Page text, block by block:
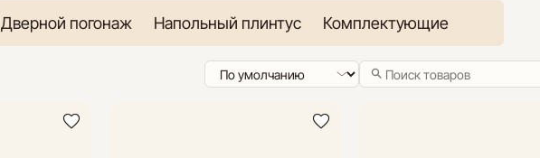
Дверной погонаж Напольный плинтус Комплектующие